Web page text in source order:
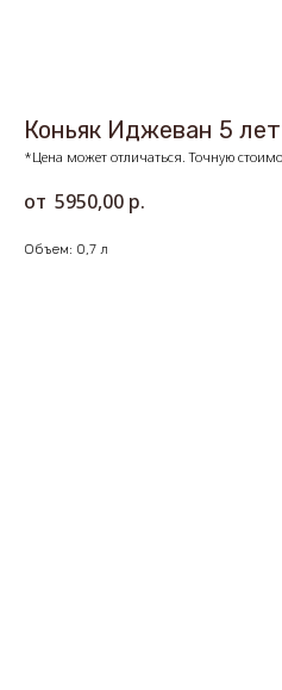
Коньяк Иджеван 5
*Цена может отличаться. Точную
5950,00 р.
Объем: 0,7 л